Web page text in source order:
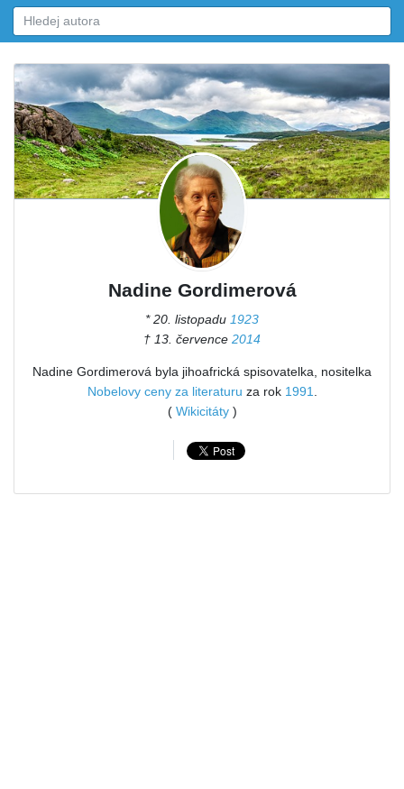
Nadine Gordimerová
* 20. listopadu 1923
† 13. července 2014
Nadine Gordimerová byla jihoafrická spisovatelka, nositelka
Nobelovy ceny za literaturu za rok 1991
( Wikicitáty)